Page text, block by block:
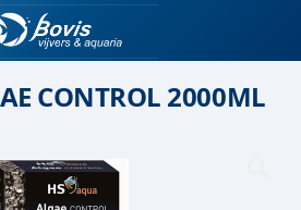
CONTROL 2000ML